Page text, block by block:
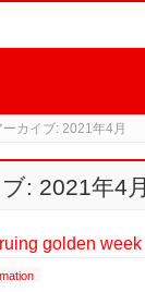
ーカイブ: 2021年4月
: 2021年4月
golden week